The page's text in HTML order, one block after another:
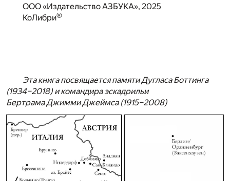
ООО «Издательство АЗБУКА», 2025
КоЛибри®
Эта книга посвящается памяти Дугласа Боттинга
(1934–2018) и командира эскадрильи
Бертрама Джимми Джеймса (1915–2008)